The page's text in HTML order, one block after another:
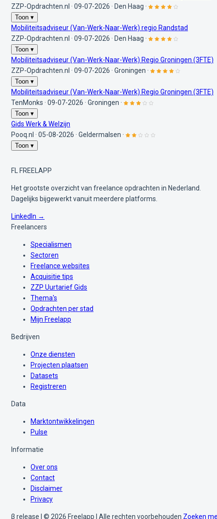
ZZP-Opdrachten.nl · 09-07-2026 · Den Haag ·
Toon ▾
Mobiliteitsadviseur (Van-Werk-Naar-Werk) regio Randstad
ZZP-Opdrachten.nl · 09-07-2026 · Den Haag ·
Toon ▾
Mobiliteitsadviseur (Van-Werk-Naar-Werk) Regio Groningen (3FTE)
ZZP-Opdrachten.nl · 09-07-2026 · Groningen ·
Toon ▾
Mobiliteitsadviseur (Van-Werk-Naar-Werk) Regio Groningen (3FTE)
TenMonks · 09-07-2026 · Groningen ·
Toon ▾
Gids Werk & Welzijn
Pooq.nl · 05-08-2026 · Geldermalsen ·
Toon ▾
FL FREELAPP
Het grootste overzicht van freelance opdrachten in Nederland.
Dagelijks bijgewerkt vanuit meerdere platforms.
LinkedIn →
Freelancers
Specialismen
Sectoren
Freelance websites
Acquisitie tips
ZZP Uurtarief Gids
Thema's
Opdrachten per stad
Mijn Freelapp
Bedrijven
Onze diensten
Projecten plaatsen
Datasets
Registreren
Data
Marktontwikkelingen
Pulse
Informatie
Over ons
Contact
Disclaimer
Privacy
β release | © 2026 Freelapp | Alle rechten voorbehouden Zoeken